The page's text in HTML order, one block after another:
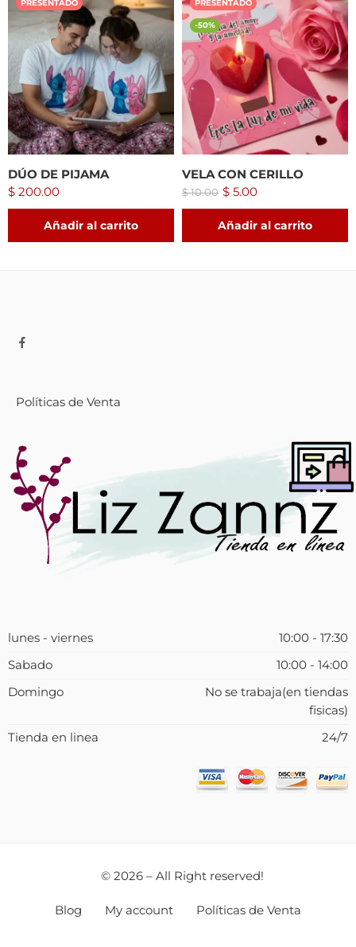
PRESENTADO
DÚO DE PIJAMA
$ 200.00
Añadir al carrito
PRESENTADO
-50%
VELA CON CERILLO
$10.00 $ 5.00
Añadir al carrito
Políticas de Venta
lunes - viernes
10:00 - 17:30
Sabado
10:00 - 14:00
Domingo
No se trabaja(en tiendas
fisicas)
Tienda en linea
24/7
© 2026 – All Right reserved!
Blog My account Políticas de Venta